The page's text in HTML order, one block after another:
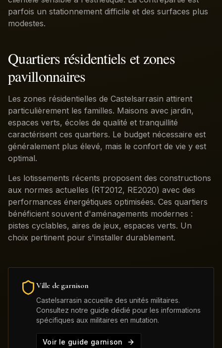
parfois un stationnement difficile et des surfaces plus
modestes.
Quartiers résidentiels et zones
pavillonnaires
Les zones résidentielles de Castelsarrasin attirent
particulièrement les familles. Maisons avec jardin,
espaces verts, écoles de qualité et tranquillité
caractérisent ces quartiers. Le budget nécessaire est
généralement plus élevé, mais le confort de vie y est
optimal.
Les lotissements récents proposent des constructions
aux normes actuelles (RT2012, RE2020) avec des
performances énergétiques optimisées. Ces quartiers
bénéficient souvent d'aménagements modernes :
pistes cyclables, aires de jeux, espaces verts. Un
choix pertinent pour s'installer durablement.
Ville de garnison
Castelsarrasin accueille des unités militaires.
Consultez notre guide dédié pour les informations
spécifiques aux militaires en mutation.
Voir le guide garnison